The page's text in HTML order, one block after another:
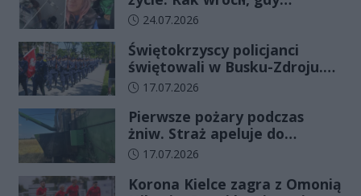
wydawało się, że najgorsze
Data dodania artykułu:
24.07.2026
Świętokrzyscy policjanci
świętowali w Busku-Zdroju.
Czterdziestu nowych
ślubowanie
Data dodania artykułu:
17.07.2026
Pierwsze pożary podczas
żniw. Straż apeluje do
rolników o ostrożność
Data dodania artykułu:
17.07.2026
Korona Kielce zagra z Omonią